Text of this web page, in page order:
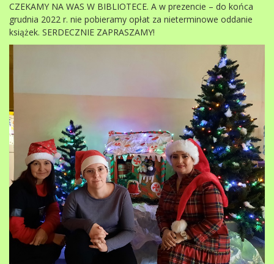
CZEKAMY NA WAS W BIBLIOTECE. A w prezencie – do końca
grudnia 2022 r. nie pobieramy opłat za nieterminowe oddanie
książek. SERDECZNIE ZAPRASZAMY!